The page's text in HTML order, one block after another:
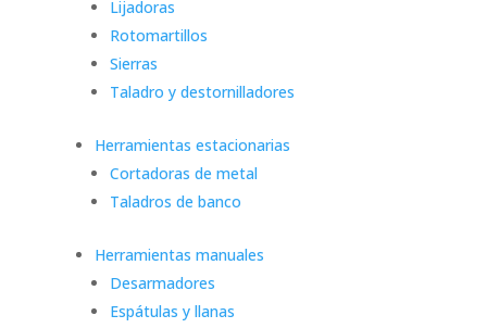
Lijadoras
Rotomartillos
Sierras
Taladro y destornilladores
Herramientas estacionarias
Cortadoras de metal
Taladros de banco
Herramientas manuales
Desarmadores
Espátulas y llanas